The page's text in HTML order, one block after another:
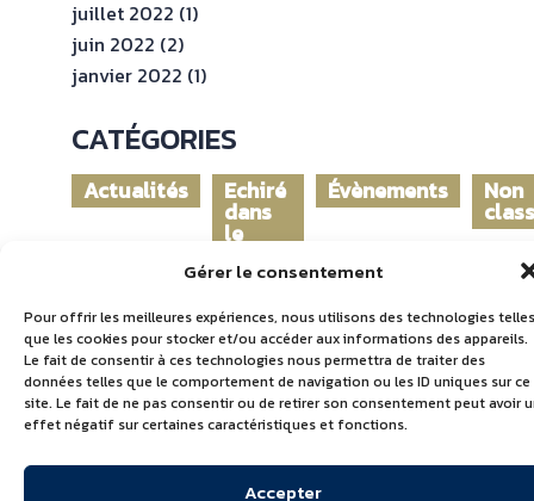
Gérer le consentement
Pour offrir les meilleures expériences, nous utilisons des technologies telles
que les cookies pour stocker et/ou accéder aux informations des appareils.
Le fait de consentir à ces technologies nous permettra de traiter des
données telles que le comportement de navigation ou les ID uniques sur ce
site. Le fait de ne pas consentir ou de retirer son consentement peut avoir
effet négatif sur certaines caractéristiques et fonctions.
Accepter
juillet 2022 (1)
juin 2022 (2)
janvier 2022 (1)
CATÉGORIES
Actualités Echiré
dans
le
Évènements Non